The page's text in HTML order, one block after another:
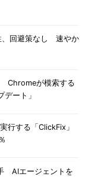
、回避策なし 速やか
Chromeが模索する
デート」
行する「ClickFix」
AIエージェントを